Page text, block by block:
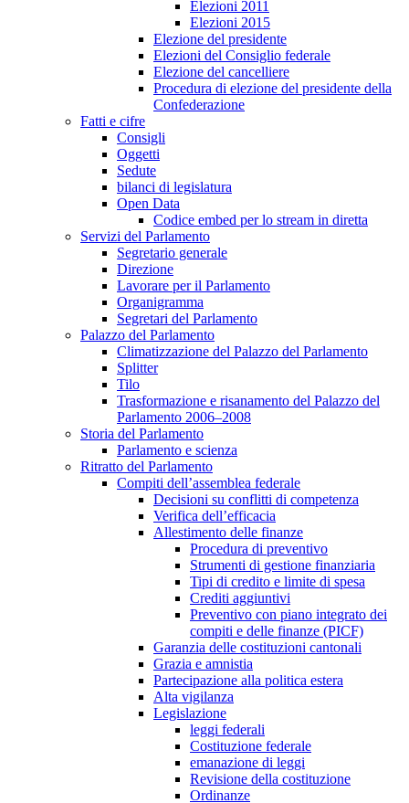
Elezioni 2011
Elezioni 2015
Elezione del presidente
Elezioni del Consiglio federale
Elezione del cancelliere
Procedura di elezione del presidente della
Confederazione
Fatti e cifre
Consigli
Oggetti
Sedute
bilanci di legislatura
Open Data
Codice embed per lo stream in diretta
Servizi del Parlamento
Segretario generale
Direzione
Lavorare per il Parlamento
Organigramma
Segretari del Parlamento
Palazzo del Parlamento
Climatizzazione del Palazzo del Parlamento
Splitter
Tilo
Trasformazione e risanamento del Palazzo del
Parlamento 2006–2008
Storia del Parlamento
Parlamento e scienza
Ritratto del Parlamento
Compiti dell’assemblea federale
Decisioni su conflitti di competenza
Verifica dell’efficacia
Allestimento delle finanze
Procedura di preventivo
Strumenti di gestione finanziaria
Tipi di credito e limite di spesa
Crediti aggiuntivi
Preventivo con piano integrato dei
compiti e delle finanze (PICF)
Garanzia delle costituzioni cantonali
Grazia e amnistia
Partecipazione alla politica estera
Alta vigilanza
Legislazione
leggi federali
Costituzione federale
emanazione di leggi
Revisione della costituzione
Ordinanze